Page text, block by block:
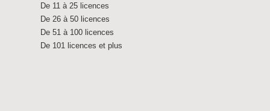
De 11 à 25 licences
De 26 à 50 licences
De 51 à 100 licences
De 101 licences et plus